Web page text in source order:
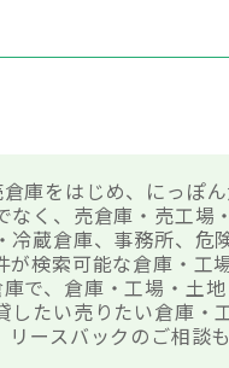
庫をはじめ、にっぽ
く、売倉庫・売工場
蔵倉庫、事務所、危
検索可能な倉庫・工
で、倉庫・工場・土
たい売りたい倉庫
ースバックのご相談